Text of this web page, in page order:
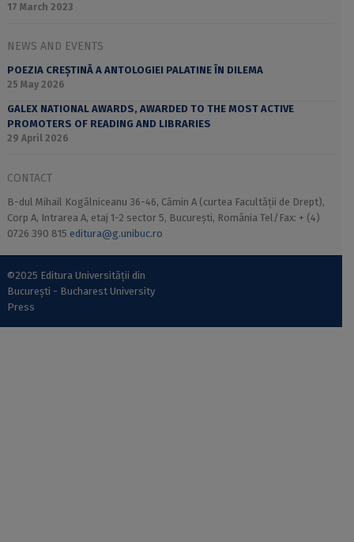
17 March 2023
NEWS AND EVENTS
POEZIA CREȘTINĂ A ANTOLOGIEI PALATINE ÎN DILEMA
25 May 2026
GALEX NATIONAL AWARDS, AWARDED TO THE MOST ACTIVE
PROMOTERS OF READING AND LIBRARIES
29 April 2026
CONTACT
B-dul Mihail Kogălniceanu 36-46, Cămin A (curtea Facultății de Drept),
Corp A, Intrarea A, etaj 1-2 sector 5, București, România Tel/Fax: + (4)
0726 390 815 editura@g.unibuc.ro
©2025 Editura Universității din
București - Bucharest University
Press